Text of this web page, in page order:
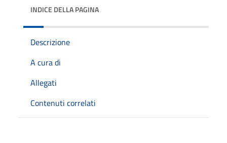
INDICE DELLA PAGINA
Descrizione
A cura di
Allegati
Contenuti correlati